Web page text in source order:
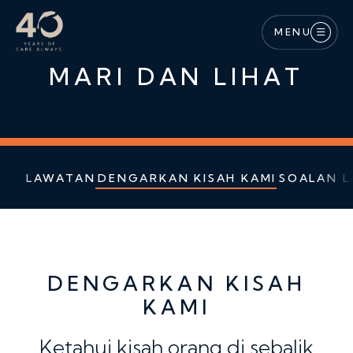
Langkau ke kandungan utama
MENU
MARI DAN LIHAT
LAWATAN DENGARKAN KISAH KAMI SOALAN
DENGARKAN KISAH
KAMI
Ketahui kisah orang di sebalik